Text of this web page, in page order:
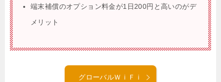
端末補償のオプション料金が1日200円と高いのがデ
メリット
グローバルＷｉＦｉ